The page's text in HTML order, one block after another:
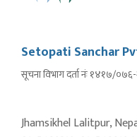
Setopati Sanchar
सूचना विभाग दर्ता नंः १४१७/
Jhamsikhel Lalitpur,